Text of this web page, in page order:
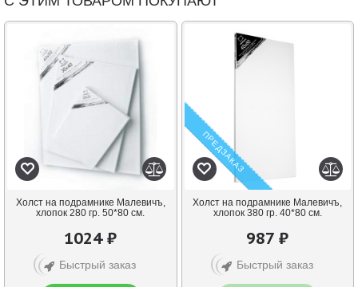
Холст на подрамнике Малевичъ,
хлопок 280 гр. 50*80 см.
1024 ₽
Быстрый заказ
ПРЕДЗАКАЗ
Холст на подрамнике Малевичъ,
хлопок 380 гр. 40*80 см.
987 ₽
Быстрый заказ